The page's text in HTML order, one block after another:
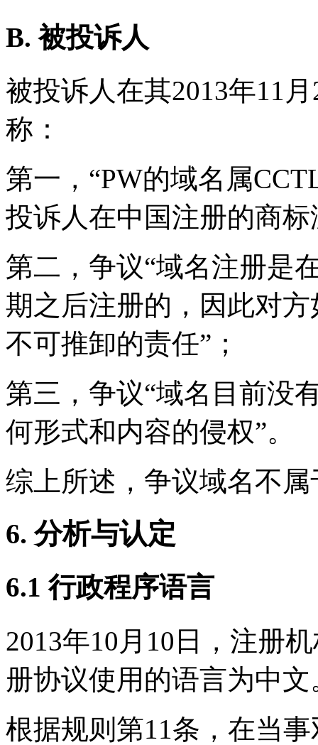
B. 被投诉人
被投诉人在其2013年11
称：
第一，“PW的域名属
投诉人在中国注册的商
第二，争议“域名注册是
期之后注册的，因此对
不可推卸的责任”；
第三，争议“域名目前没
何形式和内容的侵权”。
综上所述，争议域名不
6. 分析与认定
6.1 行政程序语言
2013年10月10日，注册
册协议使用的语言为中文
根据规则第11条，在当